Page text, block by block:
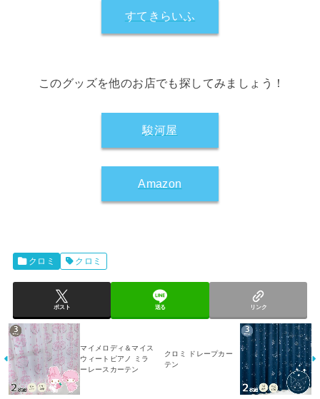
すてきらいふ
このグッズを他のお店でも探してみましょう！
駿河屋
Amazon
クロミ クロミ
ポスト 送る リンク
マイメロディ＆マイス
ウィートピアノ ミラ
ーレースカーテン
クロミ ドレープカー
テン